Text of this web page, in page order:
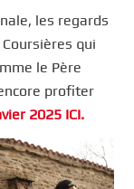
les regards
qui
le Père
profiter
2025 ICI.